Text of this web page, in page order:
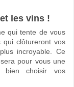
les vins !
qui tente de vous
clôtureront vos
incroyable. Ce
pour vous une
bien choisir vos